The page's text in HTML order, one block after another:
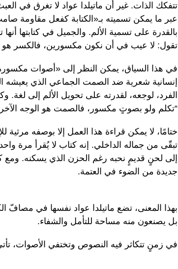
تتفكك الذات. غير أن ماتيلدا عواد لا تغرق في
عبر ما يمكن تسميته بـ«الكتابة كفعل مقاومة
بالقدرة على تسمية الألم. والجميل في كتابتها
تقول: لا عيب في أن نكون مكسورين، فالكسر هو
في هذا السياق، يمكن النظر إلى «أصوات
إنسانية شعرية ضد الصمت الجماعي الذي يعيشه
الفرد، لوجعه، لقدرته على تحويل الألم إلى لغة.
“تكلم ولو بصوتٍ مكسور، فالصمت هو الوجه
ختامًا، لا يمكن قراءة هذا العمل إلا بوصفه مرثية
تبقّى من جماله الداخلي. إنه كتاب لا يُقرأ مرة
إلى لحنٍ قديمٍ نحبه رغم الحزن الذي يسكنه. ومع
جديدة من الضوء في العتمة.
بهذا المعنى، تضع ماتيلدا عواد نفسها في مصافّ
بل يصنعون منه مساحة للتأمل والشفاء.
في زمنٍ تتكاثر فيه النصوص وتختفي الأصوات،